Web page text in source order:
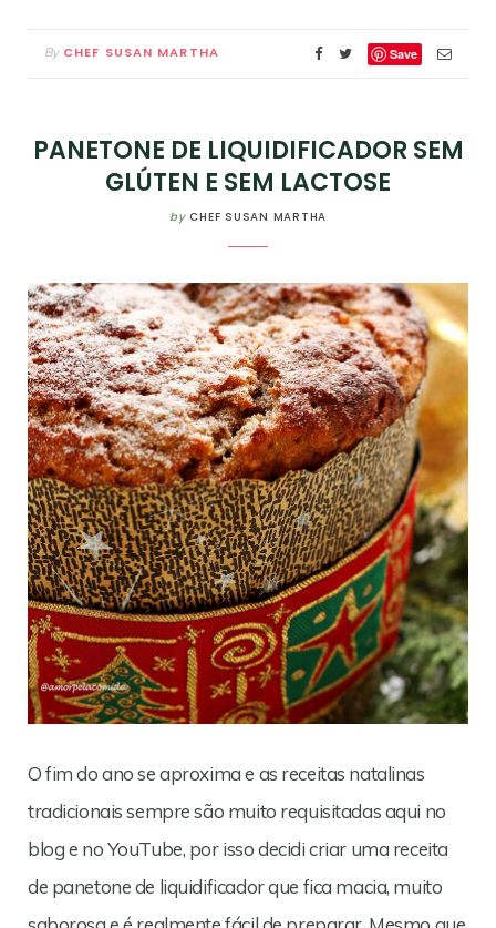
By CHEF SUSAN MARTHA Save
PANETONE DE LIQUIDIFICADOR SEM
GLÚTEN E SEM LACTOSE
by CHEF SUSAN MARTHA
O fim do ano se aproxima e as receitas natalinas
tradicionais sempre são muito requisitadas aqui no
blog e no YouTube, por isso decidi criar uma receita
de panetone de liquidificador que fica macia, muito